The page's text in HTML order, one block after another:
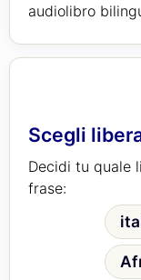
audiolibro
Scegli
Decidi tu quale
frase: